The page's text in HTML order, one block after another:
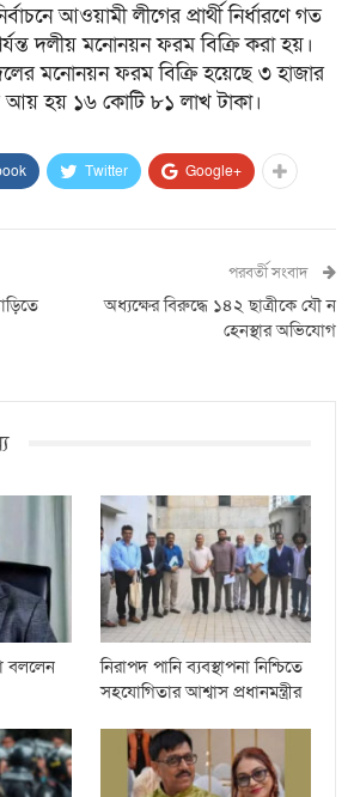
আওয়ামী লীগের প্রার্থী নির্ধারণে গত
দলীয় মনোনয়ন ফরম বিক্রি করা হয়।
মনোনয়ন ফরম বিক্রি হয়েছে ৩ হাজার
হয় ১৬ কোটি ৮১ লাখ টাকা।
Twitter Google+
পরবর্তী সংবাদ
অধ্যক্ষের বিরুদ্ধে ১৪২ ছাত্রীকে যৌ ন
হেনস্থার অভিযোগ
বললেন
নিরাপদ পানি ব্যবস্থাপনা নিশ্চিতে
সহযোগিতার আশ্বাস প্রধানমন্ত্রীর